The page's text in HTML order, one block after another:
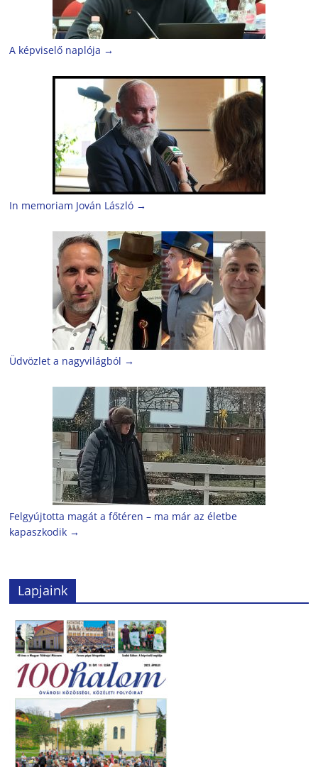
A képviselő naplója →
In memoriam Jován László →
Üdvözlet a nagyvilágból →
Felgyújtotta magát a főtéren – ma már az életbe
kapaszkodik →
Lapjaink